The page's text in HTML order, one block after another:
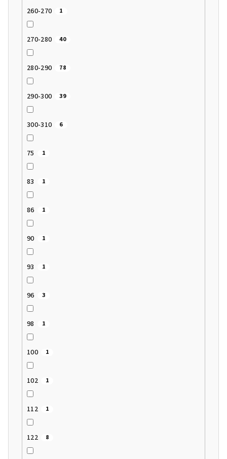
260-270 1
270-280 40
280-290 78
290-300 39
300-310 6
75 1
83 1
86 1
90 1
93 1
96 3
98 1
100 1
102 1
112 1
122 8